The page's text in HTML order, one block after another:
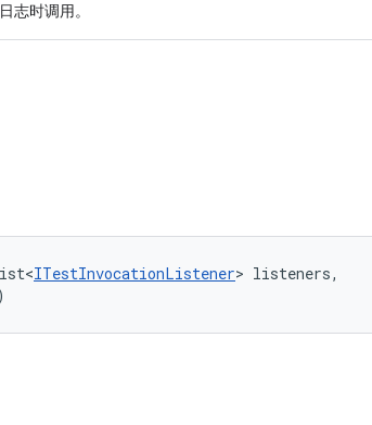
志时调用。
ITestInvocationListener> listeners,